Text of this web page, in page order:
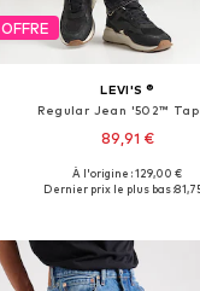
OFFRE
LEVI'S ®
Regular Jean '502™
89,91 €
Disponible en plusieurs
À l'origine : 129,00 €
Dernier prix le plus bas :